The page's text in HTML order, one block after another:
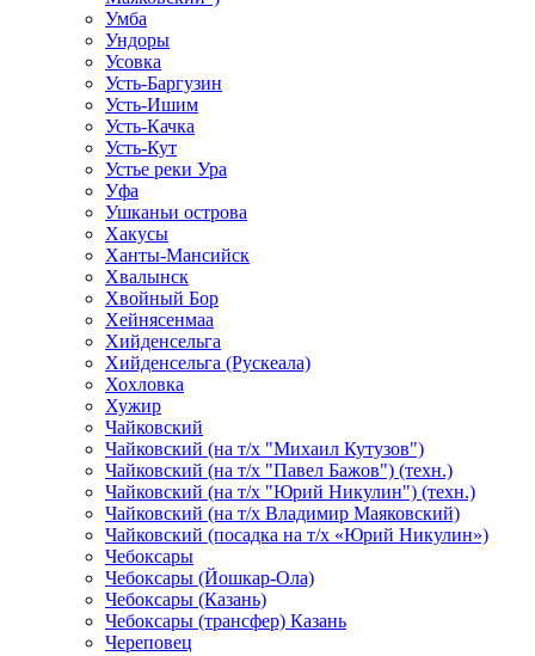
Умба
Ундоры
Усовка
Усть-Баргузин
Усть-Ишим
Усть-Качка
Усть-Кут
Устье реки Ура
Уфа
Ушканьи острова
Хакусы
Ханты-Мансийск
Хвалынск
Хвойный Бор
Хейнясенмаа
Хийденсельга
Хийденсельга (Рускеала)
Хохловка
Хужир
Чайковский
Чайковский (на т/х "Михаил Кутузов")
Чайковский (на т/х "Павел Бажов") (техн.)
Чайковский (на т/х "Юрий Никулин") (техн.)
Чайковский (на т/х Владимир Маяковский)
Чайковский (посадка на т/х «Юрий Никулин»)
Чебоксары
Чебоксары (Йошкар-Ола)
Чебоксары (Казань)
Чебоксары (трансфер) Казань
Череповец